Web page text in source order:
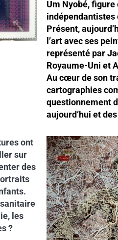
Um Nyobé,
indépendantistes
Présent,
l’art avec ses
représenté par
Royaume-Uni et
Au cœur de son
cartographies
questionnement
aujourd’hui et
ont
sur
des
les
?